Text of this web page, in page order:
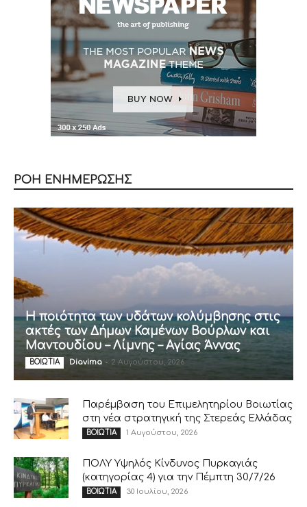
ΡΟΗ ΕΝΗΜΕΡΩΣΗΣ
Η ποιότητα των υδάτων κολύμβησης στις
ακτές των Δήμων Καμένων Βούρλων και
Μαντουδίου – Λίμνης – Αγίας Άννας
ΒΟΙΩΤΙΑ Diavima - 2 Αυγούστου, 2026
Παρέμβαση του Επιμελητηρίου Βοιωτίας
στη νέα στρατηγική της Στερεάς Ελλάδας
ΒΟΙΩΤΙΑ 1 Αυγούστου, 2026
ΠΟΛΥ Υψηλός Κίνδυνος Πυρκαγιάς
(κατηγορίας 4) για την Πέμπτη 30/7/26
ΒΟΙΩΤΙΑ 30 Ιουλίου, 2026